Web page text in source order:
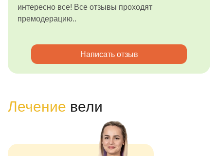
интересно все! Все отзывы проходят
премодерацию..
Написать отзыв
Лечение вели